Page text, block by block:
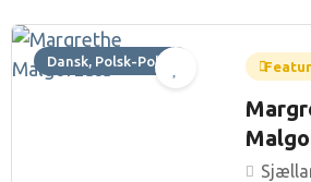
Dansk, Polsk-Polski